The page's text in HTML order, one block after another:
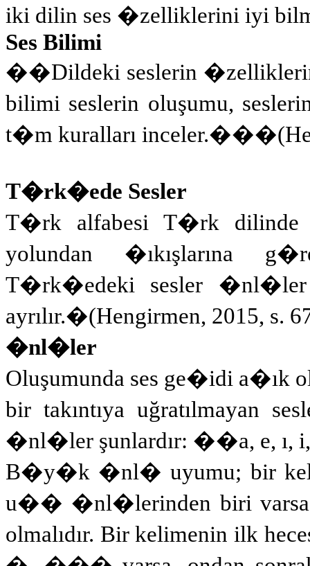
iki dilin ses �zelliklerini iyi
Ses Bilimi
��Dildeki seslerin
bilimi seslerin oluşumu,
t�m kuralları inceler.���
T�rk�ede Sesler
T�rk alfabesi T�rk dilinde
yolundan �ıkışlarına
T�rk�edeki sesler
ayrılır.�(Hengirmen, 2015, s.
�nl�ler
Oluşumunda ses ge�idi a�ık
bir takıntıya uğratılmayan
�nl�ler şunlardır: ��a, e,
B�y�k �nl� uyumu; bir
u�� �nl�lerinden biri varsa
olmalıdır. Bir kelimenin ilk